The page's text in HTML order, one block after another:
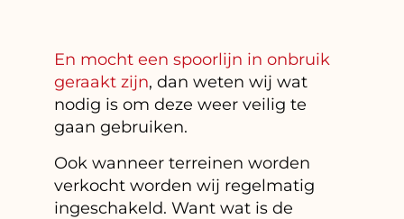
En mocht een spoorlijn in onbruik
geraakt zijn, dan weten wij wat
nodig is om deze weer veilig te
gaan gebruiken.
Ook wanneer terreinen worden
verkocht worden wij regelmatig
ingeschakeld. Want wat is de